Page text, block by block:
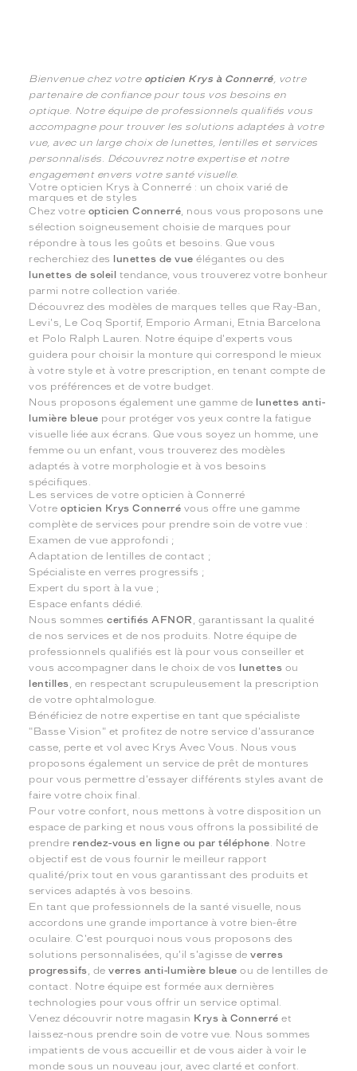
Bienvenue chez votre opticien Krys à Connerré, votre
partenaire de confiance pour tous vos besoins en
optique. Notre équipe de professionnels qualifiés vous
accompagne pour trouver les solutions adaptées à votre
vue, avec un large choix de lunettes, lentilles et services
personnalisés. Découvrez notre expertise et notre
engagement envers votre santé visuelle.
Votre opticien Krys à Connerré : un choix varié de
marques et de styles
Chez votre opticien Connerré, nous vous proposons une
sélection soigneusement choisie de marques pour
répondre à tous les goûts et besoins. Que vous
recherchiez des
lunettes de vue élégantes ou des
lunettes de soleil tendance, vous trouverez votre bonheur
parmi notre collection variée.
Découvrez des modèles de marques telles que Ray-Ban,
Levi's, Le Coq Sportif, Emporio Armani, Etnia Barcelona
et Polo Ralph Lauren. Notre équipe d'experts vous
guidera pour choisir la monture qui correspond le mieux
à votre style et à votre prescription, en tenant compte de
vos préférences et de votre budget.
Nous proposons également une gamme de lunettes anti-
lumière bleue pour protéger vos yeux contre la fatigue
visuelle liée aux écrans. Que vous soyez un homme, une
femme ou un enfant, vous trouverez des modèles
adaptés à votre morphologie et à vos besoins
spécifiques.
Les services de votre opticien à Connerré
Votreopticien Krys Connerré vous offre une gamme
complète de services pour prendre soin de votre vue :
Examen de vue approfondi ;
Adaptation de lentilles de contact ;
Spécialiste en verres progressifs ;
Expert du sport à la vue ;
Espace enfants dédié.
Nous sommescertifiés AFNOR , garantissant la qualité
de nos services et de nos produits. Notre équipe de
professionnels qualifiés est là pour vous conseiller et
vous accompagner dans le choix de vos
lunettes ou
lentilles, en respectant scrupuleusement la prescription
de votre ophtalmologue.
Bénéficiez de notre expertise en tant que spécialiste
"Basse Vision" et profitez de notre service d'assurance
casse, perte et vol avec Krys Avec Vous. Nous vous
proposons également un service de prêt de montures
pour vous permettre d'essayer différents styles avant de
faire votre choix final.
Pour votre confort, nous mettons à votre disposition un
espace de parking et nous vous offrons la possibilité de
prendre rendez-vous en ligne ou par téléphone. Notre
objectif est de vous fournir le meilleur rapport
qualité/prix tout en vous garantissant des produits et
services adaptés à vos besoins.
En tant que professionnels de la santé visuelle, nous
accordons une grande importance à votre bien-être
oculaire. C'est pourquoi nous vous proposons des
solutions personnalisées, qu'il s'agisse deverres
progressifs, deverres anti-lumière bleue ou de lentilles de
contact. Notre équipe est formée aux dernières
technologies pour vous offrir un service optimal.
Venez découvrir notre magasin Krys à Connerré et
laissez-nous prendre soin de votre vue. Nous sommes
impatients de vous accueillir et de vous aider à voir le
monde sous un nouveau jour, avec clarté et confort.